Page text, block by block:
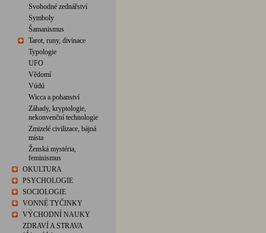
Svobodné zednářství
Symboly
Šamanismus
Tarot, runy, divinace
Typologie
UFO
Vědomí
Vúdú
Wicca a pohanství
Záhady, kryptologie,
nekonvenční technologie
Zmizelé civilizace, bájná
místa
Ženská mystéria,
feminismus
OKULTURA
PSYCHOLOGIE
SOCIOLOGIE
VONNÉ TYČINKY
VÝCHODNÍ NAUKY
ZDRAVÍ A STRAVA